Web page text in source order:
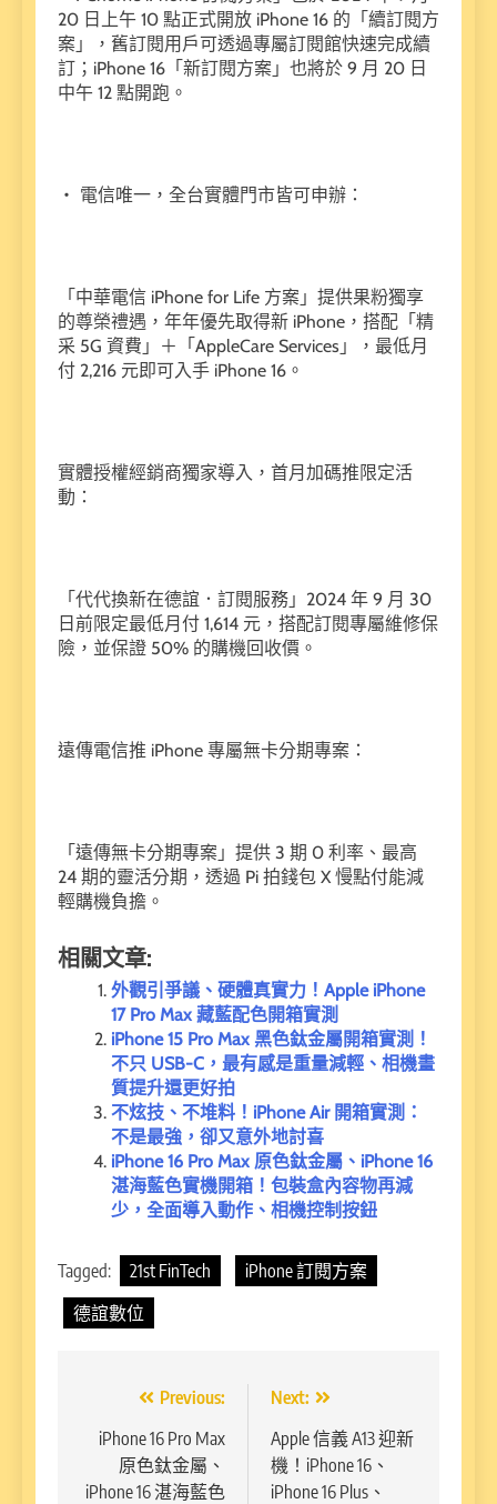
20 日上午 10 點正式開放 iPhone 16 的「續訂閱方
案」，舊訂閱用戶可透過專屬訂閱館快速完成續
訂；iPhone 16「新訂閱方案」也將於 9 月 20 日
中午 12 點開跑。
・ 電信唯一，全台實體門市皆可申辦：
「中華電信 iPhone for Life 方案」提供果粉獨享
的尊榮禮遇，年年優先取得新 iPhone，搭配「精
采 5G 資費」＋「AppleCare Services」，最低月
付 2,216 元即可入手 iPhone 16。
實體授權經銷商獨家導入，首月加碼推限定活
動：
「代代換新在德誼．訂閱服務」2024 年 9 月 30
日前限定最低月付 1,614 元，搭配訂閱專屬維修保
險，並保證 50% 的購機回收價。
遠傳電信推 iPhone 專屬無卡分期專案：
「遠傳無卡分期專案」提供 3 期 0 利率、最高
24 期的靈活分期，透過 Pi 拍錢包 X 慢點付能減
輕購機負擔。
相關文章:
外觀引爭議、硬體真實力！Apple iPhone
17 Pro Max 藏藍配色開箱實測
iPhone 15 Pro Max 黑色鈦金屬開箱實測！
不只 USB-C，最有感是重量減輕、相機畫
質提升還更好拍
不炫技、不堆料！iPhone Air 開箱實測：
不是最強，卻又意外地討喜
iPhone 16 Pro Max 原色鈦金屬、iPhone 16
湛海藍色實機開箱！包裝盒內容物再減
少，全面導入動作、相機控制按鈕
Tagged: 21st FinTech
iPhone 訂閱方案
德誼數位
章
導
Previous:
iPhone 16 Pro Max
原色鈦金屬、
iPhone 16 湛海藍色
Next:
Apple 信義 A13 迎新
機！iPhone 16、
iPhone 16 Plus、